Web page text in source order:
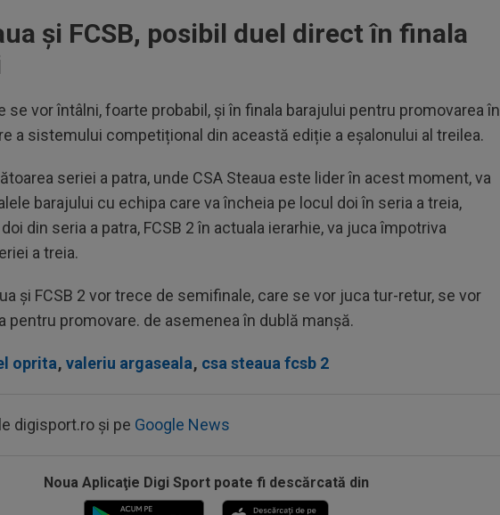
și FCSB, posibil duel direct în finala
se vor întâlni, foarte probabil, și în finala barajului pentru promovarea în
a sistemului competițional din această ediție a eșalonului al treilea.
seriei a patra, unde CSA Steaua este lider în acest moment, va
barajului cu echipa care va încheia pe locul doi în seria a treia,
din seria a patra, FCSB 2 în actuala ierarhie, va juca împotriva
a treia.
și FCSB 2 vor trece de semifinale, care se vor juca tur-retur, se vor
pentru promovare. de asemenea în dublă manșă.
oprita, valeriu argaseala, csa steaua fcsb 2
digisport.ro și pe Google News
Noua Aplicaţie Digi Sport poate fi descărcată din